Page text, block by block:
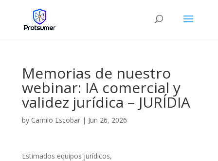
Memorias de nuestro
webinar: IA comercial y
validez jurídica – JURÍDIA
by Camilo Escobar| Jun 26, 2026
Estimados equipos jurídicos,